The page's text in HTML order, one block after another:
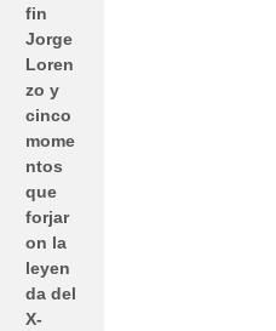
fin
Jorge
Loren
zo y
cinco
mome
ntos
que
forjar
on la
leyen
da del
X-